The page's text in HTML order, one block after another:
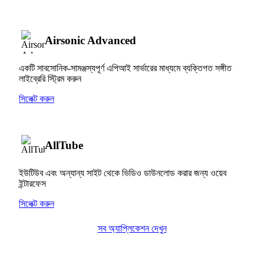
Airsonic Advanced
একটি সাবসোনিক-সামঞ্জস্যপূর্ণ এপিআই সার্ভারের মাধ্যমে ব্যক্তিগত সঙ্গীত
লাইব্রেরি স্ট্রিম করুন
সিলেক্ট করুন
AllTube
ইউটিউব এবং অন্যান্য সাইট থেকে ভিডিও ডাউনলোড করার জন্য ওয়েব
ইন্টারফেস
সিলেক্ট করুন
সব অ্যাপ্লিকেশন দেখুন